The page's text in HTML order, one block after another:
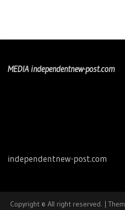
MEDIA independentnew-post.com
independentnew-post.com
Copyright © All right reserved. |